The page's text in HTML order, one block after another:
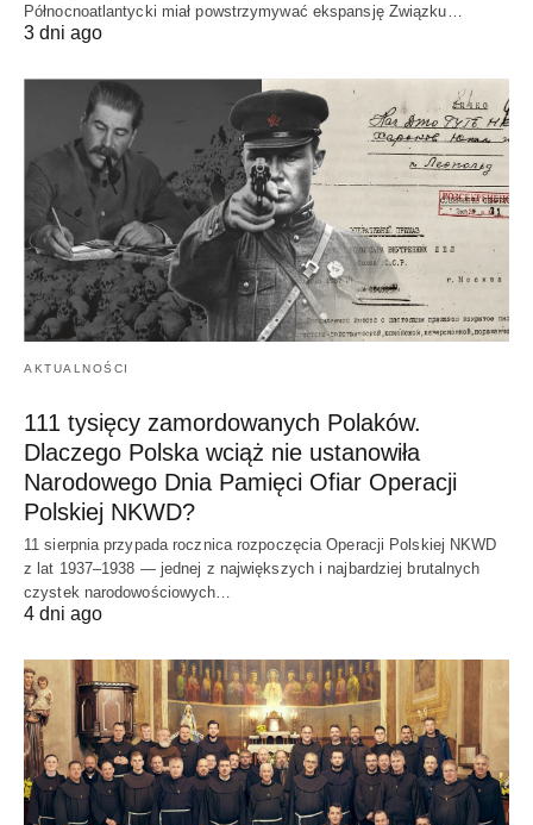
Północnoatlantycki miał powstrzymywać ekspansję Związku…
3 dni ago
AKTUALNOŚCI
111 tysięcy zamordowanych Polaków.
Dlaczego Polska wciąż nie ustanowiła
Narodowego Dnia Pamięci Ofiar Operacji
Polskiej NKWD?
11 sierpnia przypada rocznica rozpoczęcia Operacji Polskiej NKWD
z lat 1937–1938 — jednej z największych i najbardziej brutalnych
czystek narodowościowych…
4 dni ago